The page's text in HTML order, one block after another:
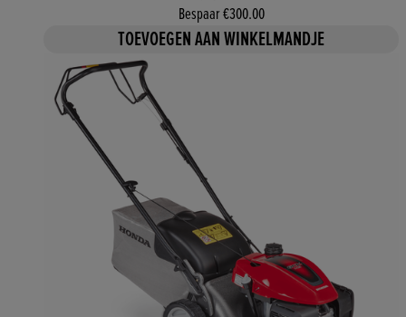
Bespaar €300.00
TOEVOEGEN AAN WINKELMANDJE